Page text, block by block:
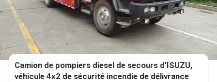
Camion de pompiers diesel de secours d'ISUZU,
véhicule 4x2 de sécurité incendie de délivrance